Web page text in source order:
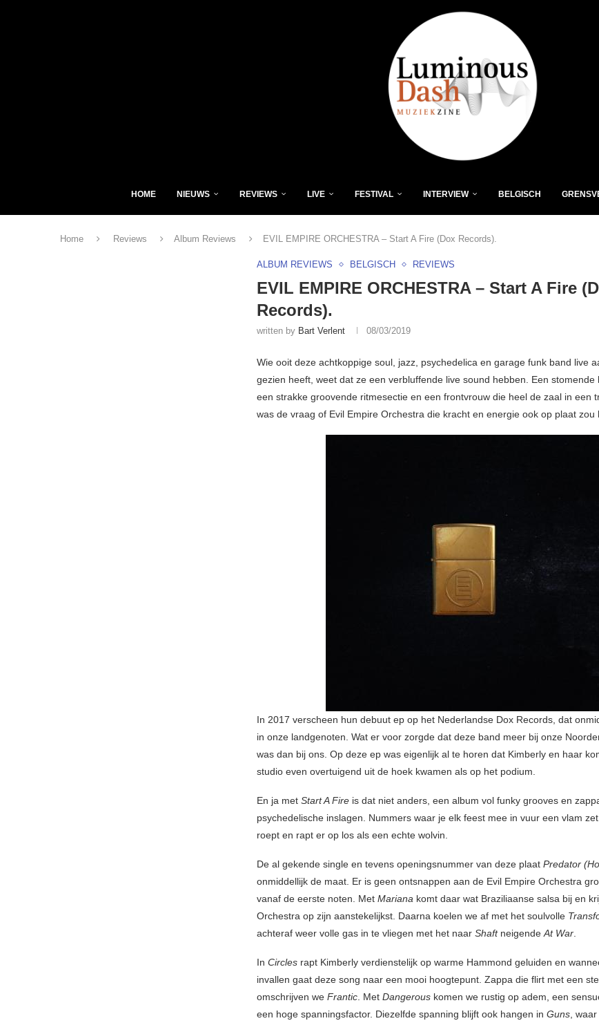
HOME NIEUWS REVIEWS LIVE FESTIVAL INTERVIEW BELGISCH
Home Reviews Album Reviews EVIL EMPIRE ORCHESTRA – Start A Fire (Dox Records).
ALBUM REVIEWS BELGISCH REVIEWS
EVIL EMPIRE ORCHESTRA – Start A Fire
Records).
written by Bart Verlent 08/03/2019
Wie ooit deze achtkoppige soul, jazz, psychedelica en garage funk band live
gezien heeft, weet dat ze een verbluffende live sound hebben. Een stomende
een strakke groovende ritmesectie en een frontvrouw die heel de zaal in een
was de vraag of Evil Empire Orchestra die kracht en energie ook op plaat zou
In 2017 verscheen hun debuut ep op het Nederlandse Dox Records, dat
in onze landgenoten. Wat er voor zorgde dat deze band meer bij onze
was dan bij ons. Op deze ep was eigenlijk al te horen dat Kimberly en haar
studio even overtuigend uit de hoek kwamen als op het podium.
En ja met Start A Fire is dat niet anders, een album vol funky grooves en
psychedelische inslagen. Nummers waar je elk feest mee in vuur een vlam
roept en rapt er op los als een echte wolvin.
De al gekende single en tevens openingsnummer van deze plaat Predator
onmiddellijk de maat. Er is geen ontsnappen aan de Evil Empire Orchestra
vanaf de eerste noten. Met Mariana komt daar wat Braziliaanse salsa bij en
Orchestra op zijn aanstekelijkst. Daarna koelen we af met het soulvolle
achteraf weer volle gas in te vliegen met het naar ShaftneigendeAt War.
In Circles rapt Kimberly verdienstelijk op warme Hammond geluiden en
invallen gaat deze song naar een mooi hoogtepunt. Zappa die flirt met een
omschrijven we Frantic. Met Dangerous komen we rustig op adem, een
een hoge spanningsfactor. Diezelfde spanning blijft ook hangen in Guns, waar